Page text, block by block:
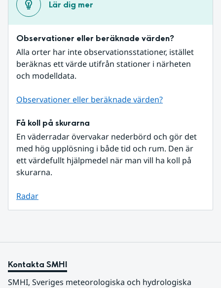
Lär dig mer
Observationer eller beräknade värden?
Alla orter har inte observationsstationer, istället
beräknas ett värde utifrån stationer i närheten
och modelldata.
Observationer eller beräknade värden?
Få koll på skurarna
En väderradar övervakar nederbörd och gör det
med hög upplösning i både tid och rum. Den är
ett värdefullt hjälpmedel när man vill ha koll på
skurarna.
Radar
Kontakta SMHI
SMHI, Sveriges meteorologiska och hydrologiska